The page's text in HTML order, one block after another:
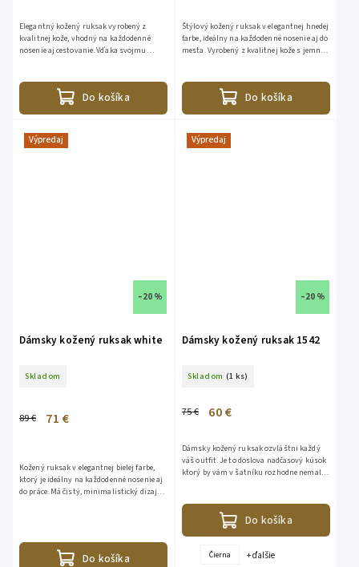
Do košíka
Elegantný kožený ruksak vyrobený z
kvalitnej kože, vhodný na každodenné
nosenie aj cestovanie. Vďaka svojmu
Do košíka
Štýlový kožený ruksak v elegantnej hnedej
farbe, ideálny na každodenné nosenie aj do
mesta. Vyrobený z kvalitnej kože s jemnou
Výpredaj
–20 %
Dámsky kožený ruksak white
Skladom
89 € 71 €
Do košíka
Kožený ruksak v elegantnej bielej farbe,
ktorý je ideálny na každodenné nosenie aj
do práce. Má čistý, minimalistický dizajn
Výpredaj
–20 %
Dámsky kožený ruksak 1542
Skladom (1 ks)
75 € 60 €
Do košíka
Dámsky kožený ruksak ozvláštni každý
váš outfit. Je to doslova nadčasový kúsok
ktorý by vám v šatníku rozhodne nemal
Čierna + ďalšie